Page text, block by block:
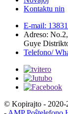
Kontaktu nin
E-mail:
Adreso:
Guye
Telefono/
© Kopirajto - 2020-